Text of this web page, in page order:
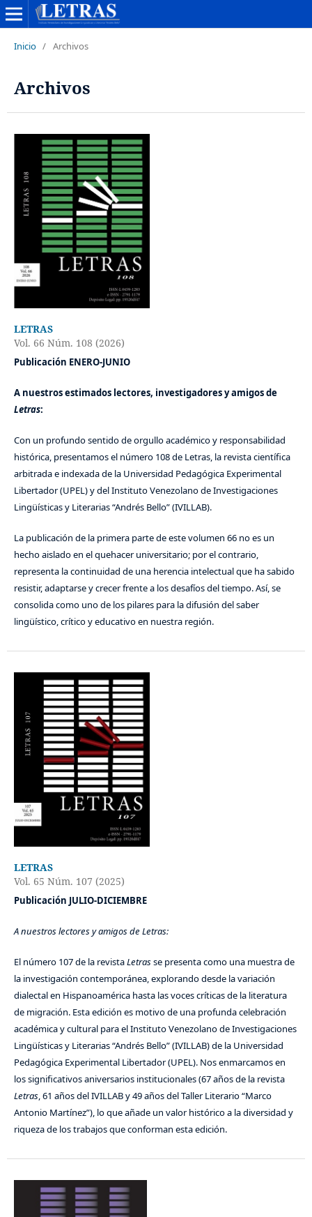
Inicio / Archivos
Archivos
LETRAS
Vol. 66 Núm. 108 (2026)
Publicación ENERO-JUNIO
A nuestros estimados lectores, investigadores y amigos de
Letras:
Con un profundo sentido de orgullo académico y responsabilidad
histórica, presentamos el número 108 de Letras, la revista científica
arbitrada e indexada de la Universidad Pedagógica Experimental
Libertador (UPEL) y del Instituto Venezolano de Investigaciones
Lingüísticas y Literarias “Andrés Bello” (IVILLAB).
La publicación de la primera parte de este volumen 66 no es un
hecho aislado en el quehacer universitario; por el contrario,
representa la continuidad de una herencia intelectual que ha sabido
resistir, adaptarse y crecer frente a los desafíos del tiempo. Así, se
consolida como uno de los pilares para la difusión del saber
lingüístico, crítico y educativo en nuestra región.
LETRAS
Vol. 65 Núm. 107 (2025)
Publicación JULIO-DICIEMBRE
A nuestros lectores y amigos de Letras:
El número 107 de la revistaLetrasse presenta como una muestra de
la investigación contemporánea, explorando desde la variación
dialectal en Hispanoamérica hasta las voces críticas de la literatura
de migración. Esta edición es motivo de una profunda celebración
académica y cultural para el Instituto Venezolano de Investigaciones
Lingüísticas y Literarias “Andrés Bello” (IVILLAB) de la Universidad
Pedagógica Experimental Libertador (UPEL). Nos enmarcamos en
los significativos aniversarios institucionales (67 años de la revista
Letras, 61 años del IVILLAB y 49 años del Taller Literario “Marco
Antonio Martínez”), lo que añade un valor histórico a la diversidad y
riqueza de los trabajos que conforman esta edición.